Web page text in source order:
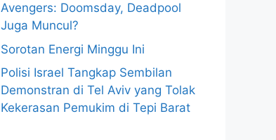
Avengers: Doomsday, Deadpool
Juga Muncul?
Sorotan Energi Minggu Ini
Polisi Israel Tangkap Sembilan
Demonstran di Tel Aviv yang Tolak
Kekerasan Pemukim di Tepi Barat